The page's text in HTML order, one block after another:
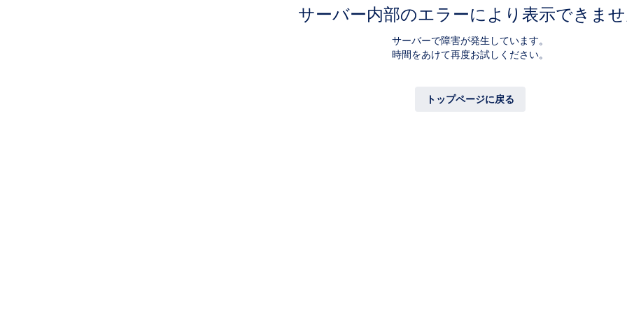
サーバー内部のエラーにより表示できま
サーバーで障害が発生しています。
時間をあけて再度お試しください。
トップページに戻る